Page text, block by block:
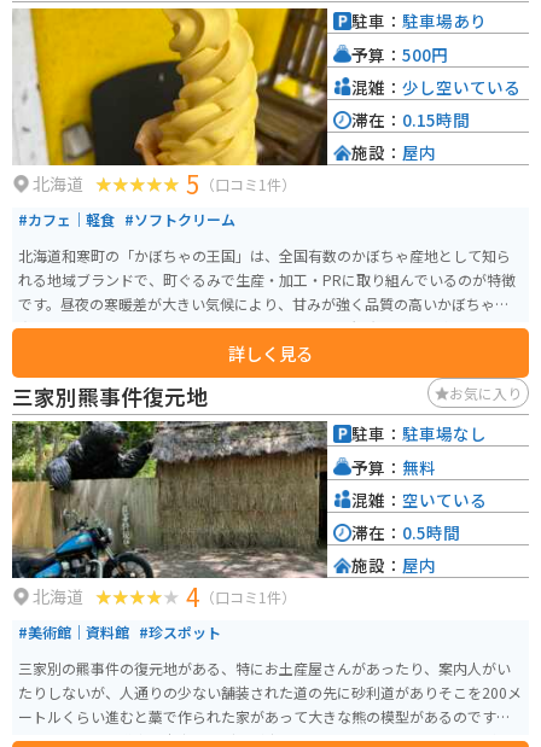
北海道 5 （口コミ1件）
#カフェ｜軽食 #ソフトクリーム
北海道和寒町の「かぼちゃの王国」は、全国有数のかぼちゃ産地として知ら
れる地域ブランドで、町ぐるみで生産・加工・PRに取り組んでいるのが特徴
です。昼夜の寒暖差が大きい気候により、甘みが強く品質の高いかぼちゃが
育ち、収穫期にはイベントや特産品販売も行われ、観光としても楽しめま
魅力のひとつです。のどかな田園風景が広がるエリアで、自然を感じながら
ゆったり過ごせます。バイクで訪れる場合は、北海道らしい開放的な直線道
路や景色を楽しめるルートが多く、ツーリングの立ち寄り先としてもおすす
めのスポットです。
詳しく見る
駐車： 駐車場あり
予算： 500円
混雑： 少し空いている
滞在： 0.15時間
施設： 屋内
三家別羆事件復元地 お気に入り
北海道 4 （口コミ1件）
#美術館｜資料館 #珍スポット
三家別の羆事件の復元地がある、特にお土産屋さんがあったり、案内人がい
たりしないが、人通りの少ない舗装された道の先に砂利道がありそこを200メ
ートルくらい進むと藁で作られた家があって大きな熊の模型があるのですぐ
にわかる。行く道中、本当にヒグマが出るのではないかとドキドキしながら
駐車： 駐車場なし
予算： 無料
混雑： 空いている
滞在： 0.5時間
施設： 屋内